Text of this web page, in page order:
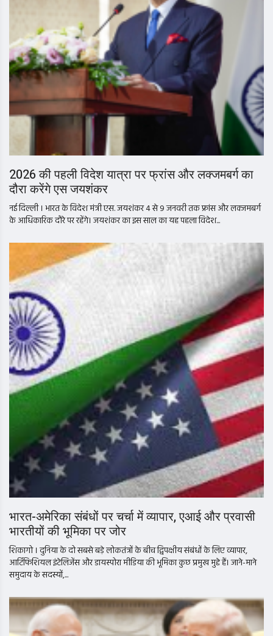
2026 की पहली विदेश यात्रा पर फ्रांस और लक्जमबर्ग का
दौरा करेंगे एस जयशंकर
नई दिल्ली । भारत के विदेश मंत्री एस. जयशंकर 4 से 9 जनवरी तक फ्रांस और लक्जमबर्ग
के आधिकारिक दौरे पर रहेंगे। जयशंकर का इस साल का यह पहला विदेश...
भारत-अमेरिका संबंधों पर चर्चा में व्यापार, एआई और प्रवासी
भारतीयों की भूमिका पर जोर
शिकागो । दुनिया के दो सबसे बड़े लोकतंत्रों के बीच द्विपक्षीय संबंधों के लिए व्यापार,
आर्टिफिशियल इंटेलिजेंस और डायस्पोरा मीडिया की भूमिका कुछ प्रमुख मुद्दे हैं। जाने-माने
समुदाय के सदस्यों,...